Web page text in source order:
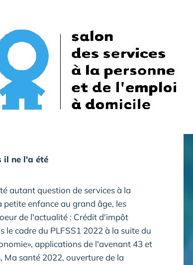
il ne l'a été
autant question de services à la
petite enfance au grand âge, les
de l'actualité : Crédit d'impôt
cadre du PLFSS1 2022 à la suite du
applications de l'avenant 43 et
santé 2022, ouverture de la